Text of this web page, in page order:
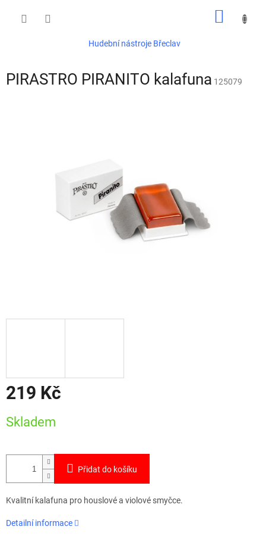
Hudební nástroje Břeclav
PIRASTRO PIRANITO kalafuna 125079
219 Kč
cena:
Skladem
Přidat do košíku
Kvalitní kalafuna pro houslové a violové smyčce.
Detailní informace